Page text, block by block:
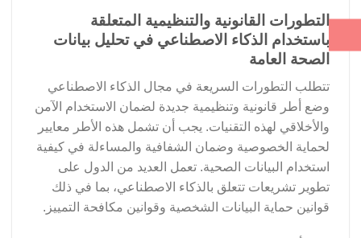
التطورات القانونية والتنظيمية المتعلقة
باستخدام الذكاء الاصطناعي في تحليل بيانات
الصحة العامة
تتطلب التطورات السريعة في مجال الذكاء الاصطناعي
وضع أطر قانونية وتنظيمية جديدة لضمان الاستخدام الآمن
والأخلاقي لهذه التقنيات. يجب أن تشمل هذه الأطر معايير
لحماية الخصوصية وضمان الشفافية والمساءلة في كيفية
استخدام البيانات الصحية. تعمل العديد من الدول على
تطوير تشريعات تتعلق بالذكاء الاصطناعي، بما في ذلك
قوانين حماية البيانات الشخصية وقوانين مكافحة التمييز.